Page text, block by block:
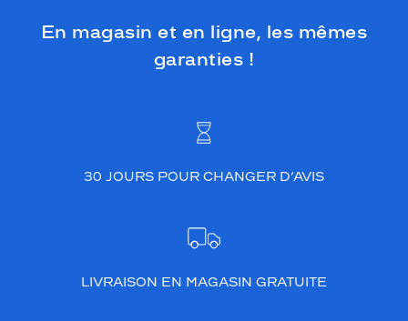
En magasin et en ligne, les mêmes
garanties !
30 JOURS POUR CHANGER D’AVIS
LIVRAISON EN MAGASIN GRATUITE